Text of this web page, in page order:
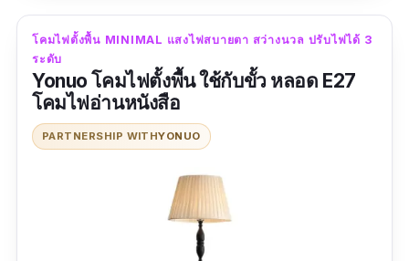
ขนาด :
วัสดุ: โลหะ,ผ้า
สี : ดำ
“แข็งแรงทนทานดีมากค่ะ หลังจากประกอบเสร็จ
แล้วประกอบไม่ยาก ใช้งานง่าย ทำให้ห้องดูดี
โคมไฟตั้งพื้น MINIMAL แสงไฟสบายตา สว่างนวล ปรับไฟได้ 3
ระดับ
Yonuo โคมไฟตั้งพื้น ใช้กับขั้ว หลอด E27
โคมไฟอ่านหนังสือ
PARTNERSHIP WITHYONUO